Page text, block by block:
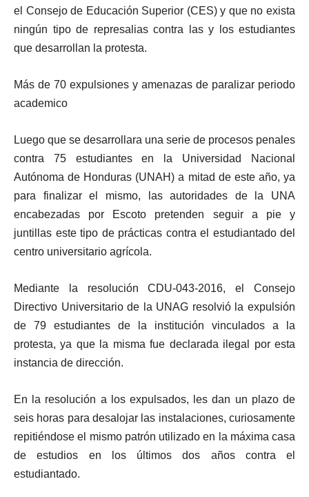
el Consejo de Educación Superior (CES) y que no exista
ningún tipo de represalias contra las y los estudiantes
que desarrollan la protesta.
Más de 70 expulsiones y amenazas de paralizar periodo
academico
Luego que se desarrollara una serie de procesos penales
contra 75 estudiantes en la Universidad Nacional
Autónoma de Honduras (UNAH) a mitad de este año, ya
para finalizar el mismo, las autoridades de la UNA
encabezadas por Escoto pretenden seguir a pie y
juntillas este tipo de prácticas contra el estudiantado del
centro universitario agrícola.
Mediante la resolución CDU-043-2016, el Consejo
Directivo Universitario de la UNAG resolvió la expulsión
de 79 estudiantes de la institución vinculados a la
protesta, ya que la misma fue declarada ilegal por esta
instancia de dirección.
En la resolución a los expulsados, les dan un plazo de
seis horas para desalojar las instalaciones, curiosamente
repitiéndose el mismo patrón utilizado en la máxima casa
de estudios en los últimos dos años contra el
estudiantado.